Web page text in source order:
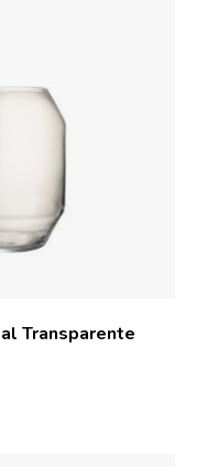
Transparente